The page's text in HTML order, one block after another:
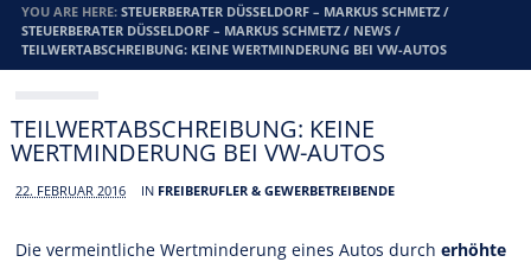
YOU ARE HERE:STEUERBERATER DÜSSELDORF – MARKUS SCHMETZ /
STEUERBERATER DÜSSELDORF – MARKUS SCHMETZ / NEWS /
TEILWERTABSCHREIBUNG: KEINE WERTMINDERUNG BEI VW-AUTOS
TEILWERTABSCHREIBUNG: KEINE
WERTMINDERUNG BEI VW-AUTOS
22. FEBRUAR 2016 IN FREIBERUFLER & GEWERBETREIBENDE
Die vermeintliche Wertminderung eines Autos durcherhöhte